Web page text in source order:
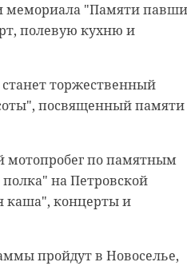
"Памяти
полевую кухню и
торжественный
посвященный памяти
мотопробег по памятным
на Петровской
каша", концерты и
пройдут в Новоселье,